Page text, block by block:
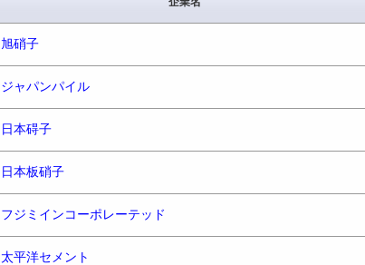
旭硝子
ジャパンパイル
日本碍子
日本板硝子
フジミインコーポレーテッド
太平洋セメント